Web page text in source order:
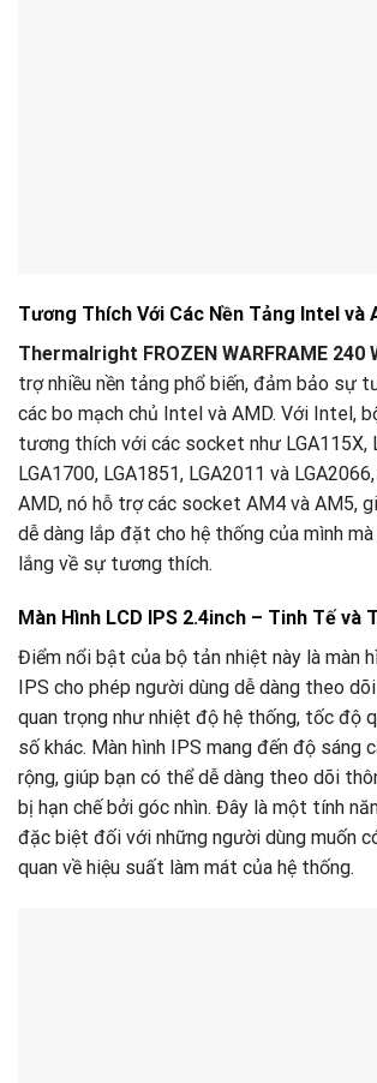
Tương Thích Với Các Nền Tảng Intel và
Thermalright FROZEN WARFRAME 240
trợ nhiều nền tảng phổ biến, đảm bảo sự
các bo mạch chủ Intel và AMD. Với Intel,
tương thích với các socket như LGA115X,
LGA1700, LGA1851, LGA2011 và
AMD, nó hỗ trợ các socket AM4 và AM5,
dễ dàng lắp đặt cho hệ thống của mình
lắng về sự tương thích.
Màn Hình LCD IPS 2.4inch – Tinh Tế và
Điểm nổi bật của bộ tản nhiệt này là màn
IPS cho phép người dùng dễ dàng theo
quan trọng như nhiệt độ hệ thống, tốc độ
số khác. Màn hình IPS mang đến độ sáng
rộng, giúp bạn có thể dễ dàng theo dõi
bị hạn chế bởi góc nhìn. Đây là một tính
đặc biệt đối với những người dùng muốn
quan về hiệu suất làm mát của hệ thống.